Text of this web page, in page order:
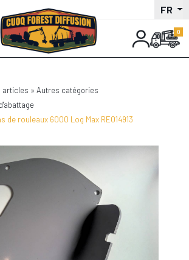
FR
articles
Autres catégories
de rouleaux 6000 Log Max RE014913